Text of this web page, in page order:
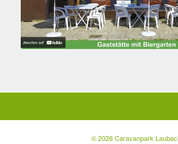
© 2026 Caravanpark